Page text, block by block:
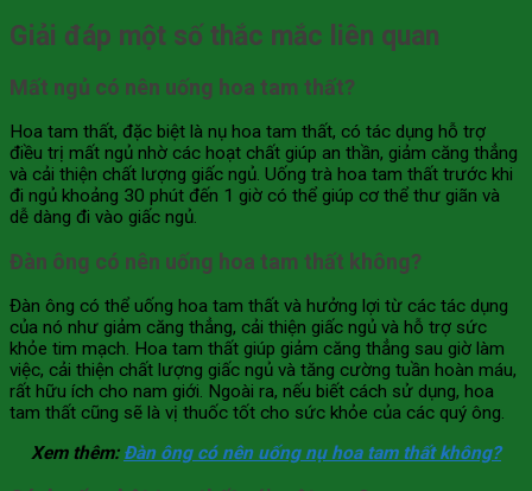
Giải đáp một số thắc mắc liên quan
Mất ngủ có nên uống hoa tam thất?
Hoa tam thất, đặc biệt là nụ hoa tam thất, có tác dụng hỗ trợ
điều trị mất ngủ nhờ các hoạt chất giúp an thần, giảm căng thẳng
và cải thiện chất lượng giấc ngủ. Uống trà hoa tam thất trước khi
đi ngủ khoảng 30 phút đến 1 giờ có thể giúp cơ thể thư giãn và
dễ dàng đi vào giấc ngủ.
Đàn ông có nên uống hoa tam thất không?
Đàn ông có thể uống hoa tam thất và hưởng lợi từ các tác dụng
của nó như giảm căng thẳng, cải thiện giấc ngủ và hỗ trợ sức
khỏe tim mạch. Hoa tam thất giúp giảm căng thẳng sau giờ làm
việc, cải thiện chất lượng giấc ngủ và tăng cường tuần hoàn máu,
rất hữu ích cho nam giới. Ngoài ra, nếu biết cách sử dụng, hoa
tam thất cũng sẽ là vị thuốc tốt cho sức khỏe của các quý ông.
Xem thêm: Đàn ông có nên uống nụ hoa tam thất không?